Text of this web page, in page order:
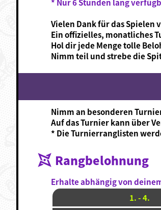
Vielen Dank für das Spielen
Ein offizielles, monatliches
Hol dir jede Menge tolle
Nimm teil und strebe die
Nimm an besonderen
Auf das Turnier kann über
* Die Turnierranglisten
Rangbelohnung
Erhalte abhängig von
1. - 4.